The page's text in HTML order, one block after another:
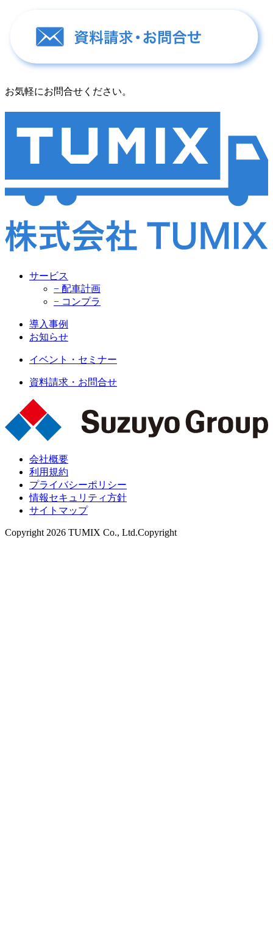
お気軽にお問合せください。
サービス
− 配車計画
− コンプラ
導入事例
お知らせ
イベント・セミナー
資料請求・お問合せ
会社概要
利用規約
プライバシーポリシー
情報セキュリティ方針
サイトマップ
Copyright 2026 TUMIX Co., Ltd.Copyright